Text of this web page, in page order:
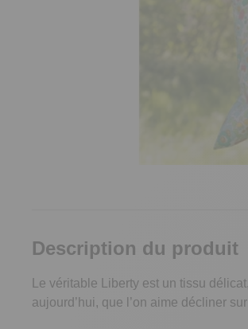
Description du produit
Le véritable Liberty est un tissu
aujourd’hui, que l’on aime décliner